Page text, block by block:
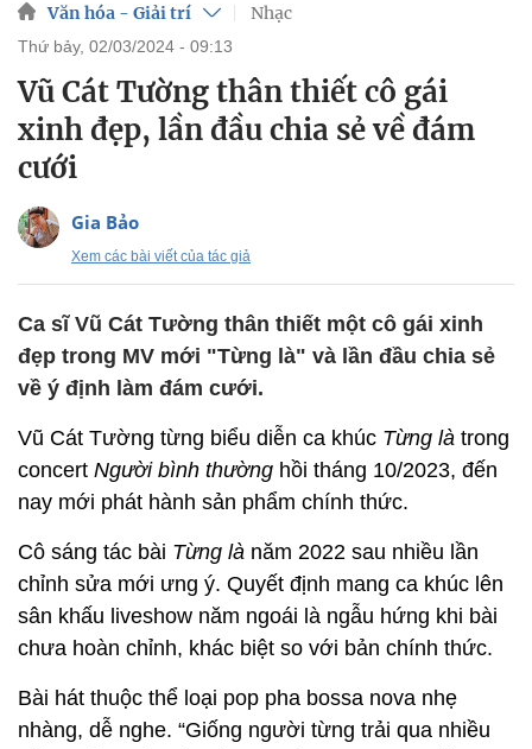
Văn hóa - Giải trí Nhạc
thứ bảy, 02/03/2024 - 09:13
Vũ Cát Tường thân thiết cô gái
xinh đẹp, lần đầu chia sẻ về đám
cưới
Gia Bảo
Xem các bài viết của tác giả
Ca sĩ Vũ Cát Tường thân thiết một cô gái xinh
đẹp trong MV mới "Từng là" và lần đầu chia sẻ
về ý định làm đám cưới.
Vũ Cát Tường từng biểu diễn ca khúc Từng là trong
concert Người bình thường hồi tháng 10/2023, đến
nay mới phát hành sản phẩm chính thức.
Cô sáng tác bài Từng là năm 2022 sau nhiều lần
chỉnh sửa mới ưng ý. Quyết định mang ca khúc lên
sân khấu liveshow năm ngoái là ngẫu hứng khi bài
chưa hoàn chỉnh, khác biệt so với bản chính thức.
Bài hát thuộc thể loại pop pha bossa nova nhẹ
nhàng, dễ nghe. “Giống người từng trải qua nhiều